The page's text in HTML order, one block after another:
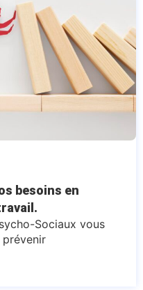
besoins en
Sociaux vous
prévenir